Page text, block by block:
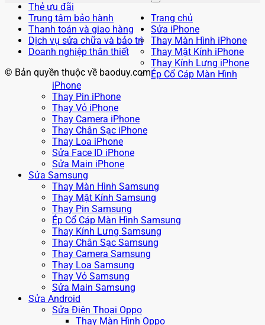
Thẻ ưu đãi
Trung tâm bảo hành
Thanh toán và giao hàng
Dịch vụ sửa chữa và bảo trì
Doanh nghiệp thân thiết
© Bản quyền thuộc về baoduy.com
Trang chủ
Sửa iPhone
Thay Màn Hình iPhone
Thay Mặt Kính iPhone
Thay Kính Lưng iPhone
Ép Cổ Cáp Màn Hình
iPhone
Thay Pin iPhone
Thay Vỏ iPhone
Thay Camera iPhone
Thay Chân Sạc iPhone
Thay Loa iPhone
Sửa Face ID iPhone
Sửa Main iPhone
Sửa Samsung
Thay Màn Hình Samsung
Thay Mặt Kính Samsung
Thay Pin Samsung
Ép Cổ Cáp Màn Hình Samsung
Thay Kính Lưng Samsung
Thay Chân Sạc Samsung
Thay Camera Samsung
Thay Loa Samsung
Thay Vỏ Samsung
Sửa Main Samsung
Sửa Android
Sửa Điện Thoại Oppo
Thay Màn Hình Oppo